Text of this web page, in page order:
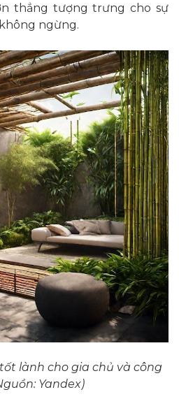
thẳng tượng trưng cho sự
ngừng.
lành cho gia chủ và công
Yandex)